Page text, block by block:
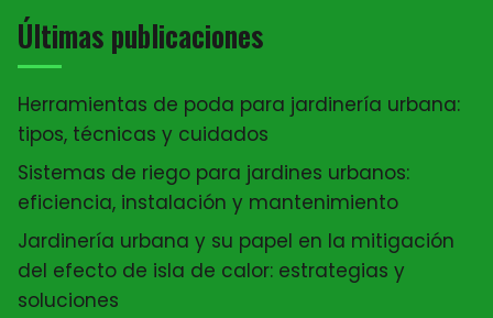
Últimas publicaciones
Herramientas de poda para jardinería urbana:
tipos, técnicas y cuidados
Sistemas de riego para jardines urbanos:
eficiencia, instalación y mantenimiento
Jardinería urbana y su papel en la mitigación
del efecto de isla de calor: estrategias y
soluciones